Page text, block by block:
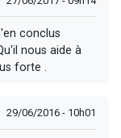
conclus
nous aide à
forte .
29/06/2016 - 10h01